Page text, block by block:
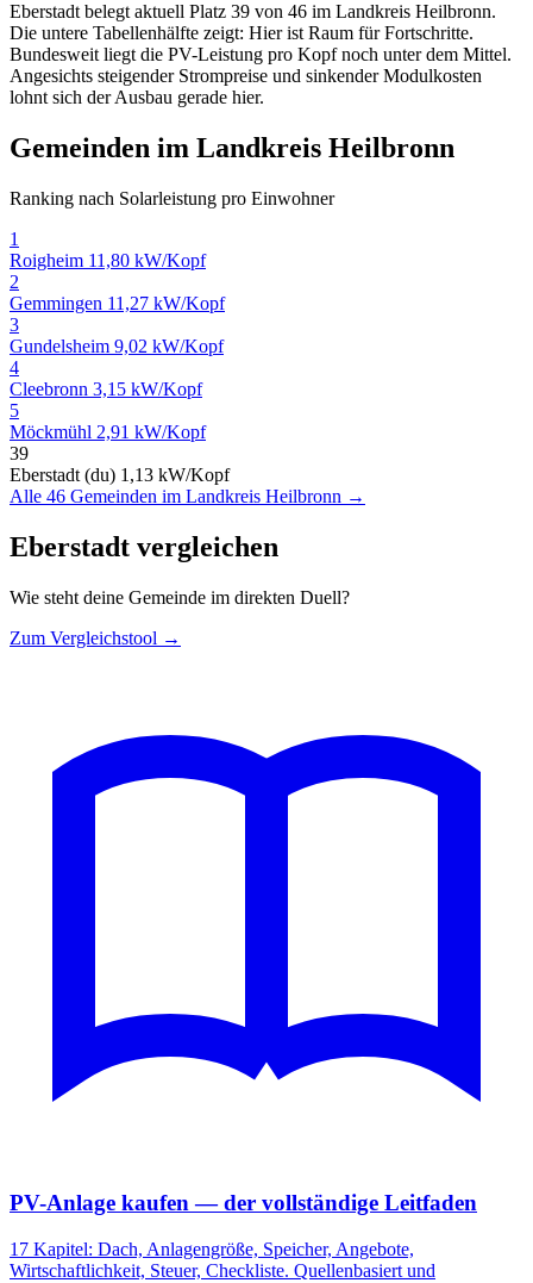
Eberstadt belegt aktuell Platz 39 von 46 im Landkreis Heilbronn.
Die untere Tabellenhälfte zeigt: Hier ist Raum für Fortschritte.
Bundesweit liegt die PV-Leistung pro Kopf noch unter dem Mittel.
Angesichts steigender Strompreise und sinkender Modulkosten
lohnt sich der Ausbau gerade hier.
Gemeinden im Landkreis Heilbronn
Ranking nach Solarleistung pro Einwohner
1
Roigheim 11,80 kW/Kopf
2
Gemmingen 11,27 kW/Kopf
3
Gundelsheim 9,02 kW/Kopf
4
Cleebronn 3,15 kW/Kopf
5
Möckmühl 2,91 kW/Kopf
39
Eberstadt (du) 1,13 kW/Kopf
Alle 46 Gemeinden im Landkreis Heilbronn →
Eberstadt vergleichen
Wie steht deine Gemeinde im direkten Duell?
Zum Vergleichstool →
PV-Anlage kaufen — der vollständige Leitfaden
17 Kapitel: Dach, Anlagengröße, Speicher, Angebote,
Wirtschaftlichkeit, Steuer, Checkliste. Quellenbasiert und